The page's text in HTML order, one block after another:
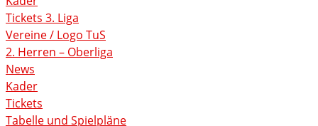
Tickets 3. Liga
Vereine / Logo TuS
2. Herren – Oberliga
News
Kader
Tickets
Tabelle und Spielpläne